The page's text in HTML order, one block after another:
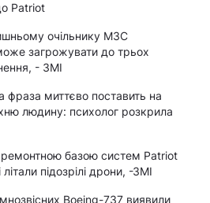
Patriot
очільнику МЗС
загрожувати до трьох
- ЗМІ
фраза миттєво поставить на
людину: психолог розкрила
базою систем Patriot
підозрілі дрони, -ЗМІ
Boeing-737 виявили